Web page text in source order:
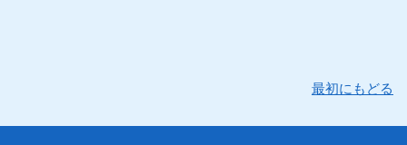
最初にもどる